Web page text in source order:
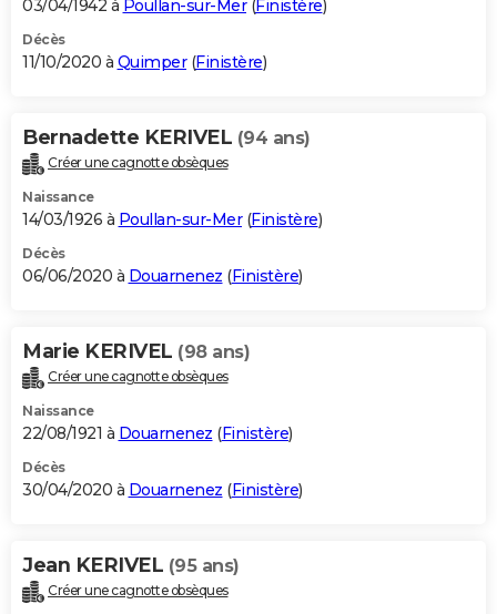
03/04/1942 à Poullan-sur-Mer(Finistère)
Décès
11/10/2020 à Quimper(Finistère)
Bernadette KERIVEL (94 ans)
Créer une cagnotte obsèques
Naissance
14/03/1926 à Poullan-sur-Mer(Finistère)
Décès
06/06/2020 à Douarnenez (Finistère)
Marie KERIVEL (98 ans)
Créer une cagnotte obsèques
Naissance
22/08/1921 à Douarnenez (Finistère)
Décès
30/04/2020 à Douarnenez (Finistère)
Jean KERIVEL (95 ans)
Créer une cagnotte obsèques